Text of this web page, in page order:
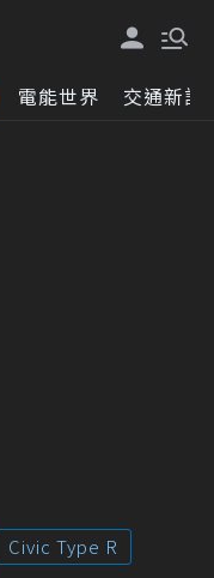
電能世界 交通新訊
Civic Type R